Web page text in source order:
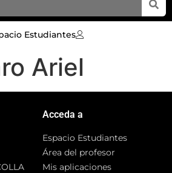
Estudiantes
Ariel
Acceda a
Espacio Estudiantes
Área del profesor
Mis aplicaciones